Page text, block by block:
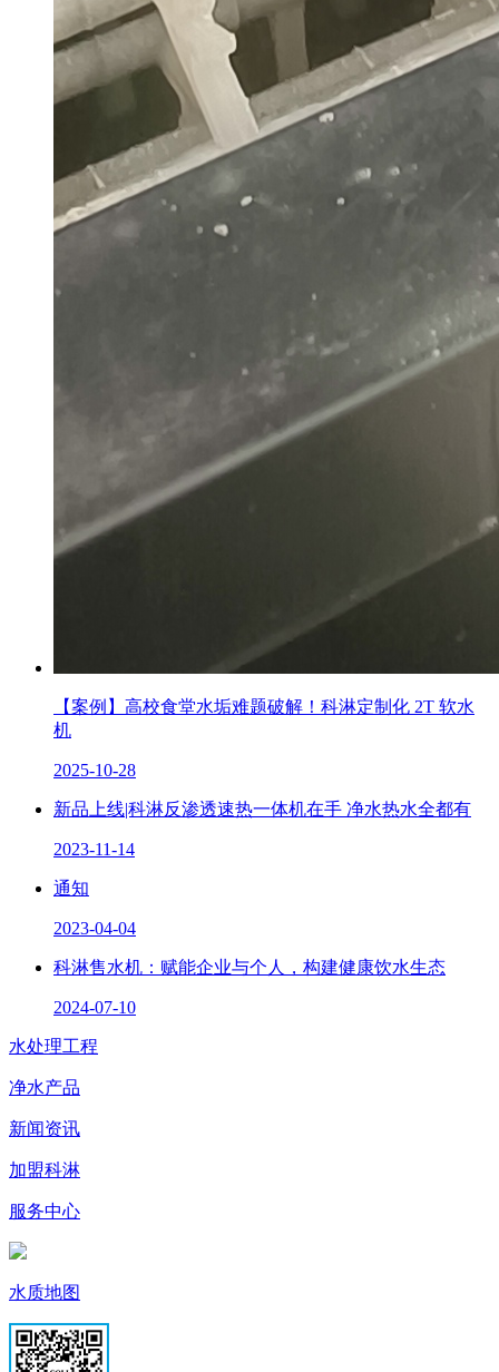
【案例】高校食堂水垢难题破解！科淋定制化 2T 软水
机
2025-10-28
新品上线|科淋反渗透速热一体机在手 净水热水全都有
2023-11-14
通知
2023-04-04
科淋售水机：赋能企业与个人，构建健康饮水生态
2024-07-10
水处理工程
净水产品
新闻资讯
加盟科淋
服务中心
水质地图